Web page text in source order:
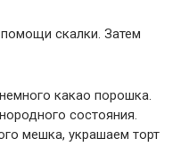
скалки. Затем
какао порошка.
состояния.
мешка, украшаем торт